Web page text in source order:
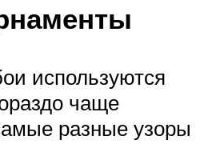
используются
чаще
разные узоры